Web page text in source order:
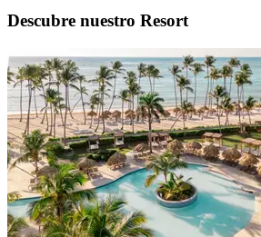
Descubre nuestro Resort